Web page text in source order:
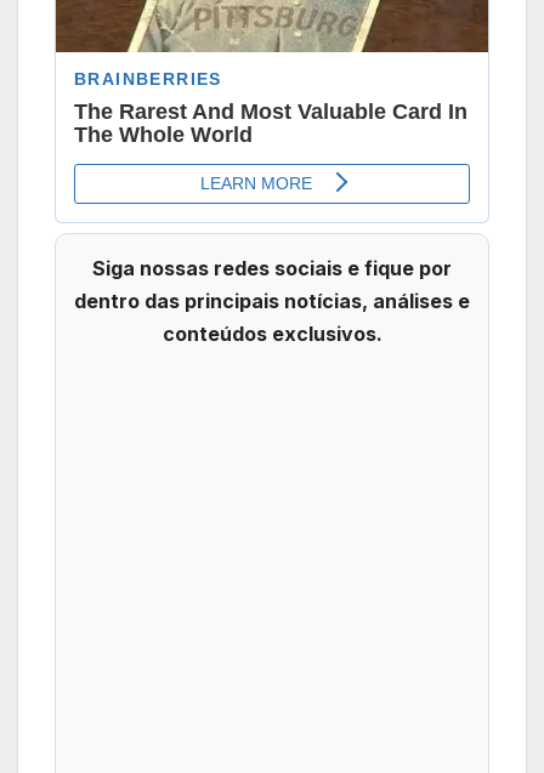
Siga nossas redes sociais e fique por
dentro das principais notícias, análises e
conteúdos exclusivos.